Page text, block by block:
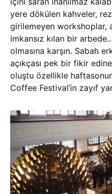
yere dökülen kahveler,
girilemeyen workshoplar,
imkansız kılan bir
olmasına karşın. Sabah
açıkçası pek bir fikir
oluştu özellikle
Coffee Festival’in zayıf